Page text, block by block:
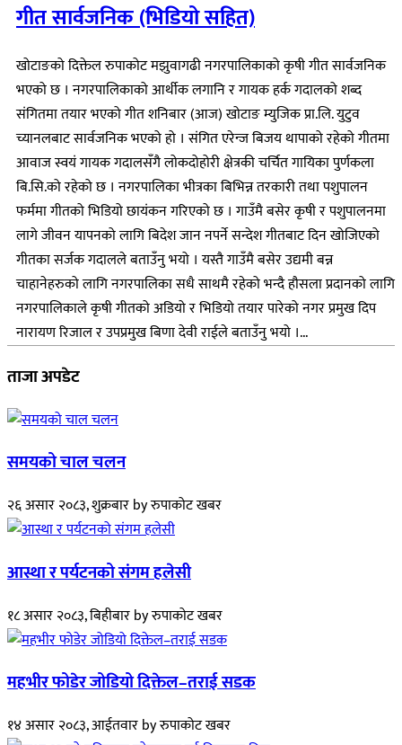
गीत सार्वजनिक (भिडियो सहित)
खोटाङको दिक्तेल रुपाकोट मझुवागढी नगरपालिकाको कृषी गीत सार्वजनिक
भएको छ । नगरपालिकाको आर्थीक लगानि र गायक हर्क गदालको शब्द
संगितमा तयार भएको गीत शनिबार (आज) खोटाङ म्युजिक प्रा.लि. युटुव
च्यानलबाट सार्वजनिक भएको हो । संगित एरेन्ज बिजय थापाको रहेको गीतमा
आवाज स्वयं गायक गदालसँगै लोकदोहोरी क्षेत्रकी चर्चित गायिका पुर्णकला
बि.सि.को रहेको छ । नगरपालिका भीत्रका बिभिन्न तरकारी तथा पशुपालन
फर्ममा गीतको भिडियो छायंकन गरिएको छ । गाउँमै बसेर कृषी र पशुपालनमा
लागे जीवन यापनको लागि बिदेश जान नपर्ने सन्देश गीतबाट दिन खोजिएको
गीतका सर्जक गदालले बताउँनु भयो । यस्तै गाउँमै बसेर उद्यमी बन्न
चाहानेहरुको लागि नगरपालिका सधै साथमै रहेको भन्दै हौसला प्रदानको लागि
नगरपालिकाले कृषी गीतको अडियो र भिडियो तयार पारेको नगर प्रमुख दिप
नारायण रिजाल र उपप्रमुख बिणा देवी राईले बताउँनु भयो ।...
ताजा अपडेट
समयको चाल चलन
२६ असार २०८३, शुक्रबारbyरुपाकोट खबर
आस्था र पर्यटनको संगम हलेसी
१८ असार २०८३, बिहीबारbyरुपाकोट खबर
महभीर फोडेर जोडियो दिक्तेल–तराई सडक
१४ असार २०८३, आईतवारbyरुपाकोट खबर